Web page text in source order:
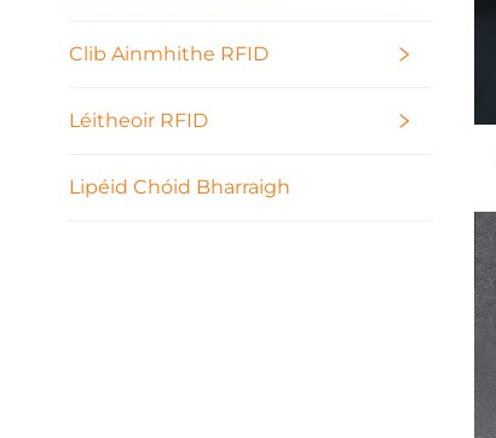
Clib Ainmhithe RFID
Léitheoir RFID
Lipéid Chóid Bharraigh